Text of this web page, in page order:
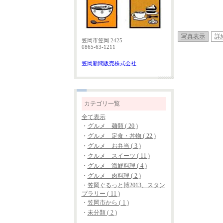
笠岡市笠岡 2425
0865-63-1211
笠岡新聞販売株式会社
カテゴリ一覧
全て表示
・ グルメ 麺類 ( 20 )
・ グルメ 定食・丼物 ( 22 )
・ グルメ お弁当 ( 3 )
・ クルメ スイーツ ( 11 )
・ グルメ 海鮮料理 ( 4 )
・ グルメ 肉料理 ( 2 )
・ 笠岡ぐるっと博2013、スタン
プラリー ( 11 )
・ 笠岡市から ( 1 )
・ 未分類 ( 2 )
写真表示 詳